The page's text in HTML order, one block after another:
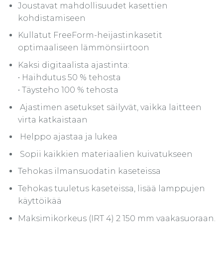
Joustavat mahdollisuudet kasettien
kohdistamiseen
Kullatut FreeForm-heijastinkasetit
optimaaliseen lämmönsiirtoon
Kaksi digitaalista ajastinta:
• Haihdutus 50 % tehosta
• Täysteho 100 % tehosta
Ajastimen asetukset säilyvät, vaikka laitteen
virta katkaistaan
Helppo ajastaa ja lukea
Sopii kaikkien materiaalien kuivatukseen
Tehokas ilmansuodatin kaseteissa
Tehokas tuuletus kaseteissa, lisää lamppujen
käyttöikää
Maksimikorkeus (IRT 4) 2 150 mm vaakasuoraan.